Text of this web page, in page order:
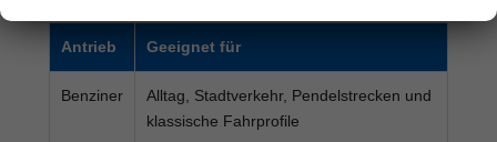
Antrieb Geeignet für
Benziner
Alltag, Stadtverkehr, Pendelstrecken und
klassische Fahrprofile